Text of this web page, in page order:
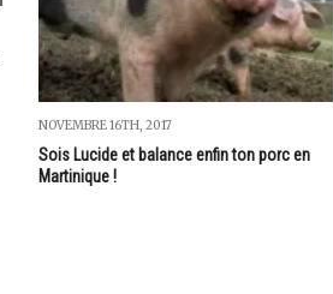
NOVEMBRE 16TH, 2017
Sois Lucide et balance enfin ton porc en
Martinique !